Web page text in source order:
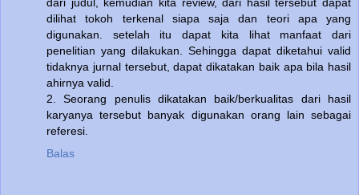
dilihat tokoh terkenal siapa saja dan teori apa yang
digunakan. setelah itu dapat kita lihat manfaat dari
penelitian yang dilakukan. Sehingga dapat diketahui valid
tidaknya jurnal tersebut, dapat dikatakan baik apa bila hasil
ahirnya valid.
2. Seorang penulis dikatakan baik/berkualitas dari hasil
karyanya tersebut banyak digunakan orang lain sebagai
referesi.
Balas